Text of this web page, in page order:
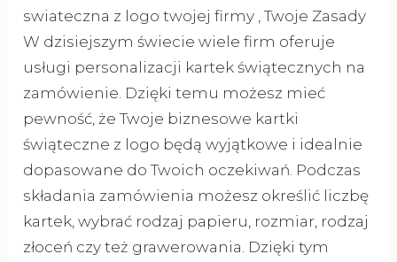
swiateczna z logo twojej firmy , Twoje Zasady
W dzisiejszym świecie wiele firm oferuje
usługi personalizacji kartek świątecznych na
zamówienie. Dzięki temu możesz mieć
pewność, że Twoje biznesowe kartki
świąteczne z logo będą wyjątkowe i idealnie
dopasowane do Twoich oczekiwań. Podczas
składania zamówienia możesz określić liczbę
kartek, wybrać rodzaj papieru, rozmiar, rodzaj
złoceń czy też grawerowania. Dzięki tym